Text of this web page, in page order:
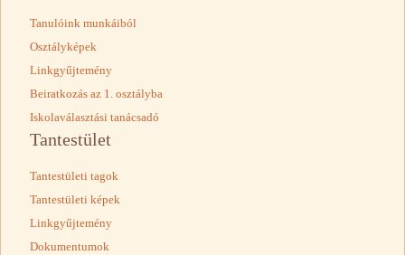
Tanulóink munkáiból
Osztályképek
Linkgyűjtemény
Beiratkozás az 1. osztályba
Iskolaválasztási tanácsadó
Tantestület
Tantestületi tagok
Tantestületi képek
Linkgyűjtemény
Dokumentumok